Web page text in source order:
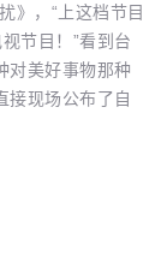
》，“上这档节目
节目！”看到台
对美好事物那种
接现场公布了自